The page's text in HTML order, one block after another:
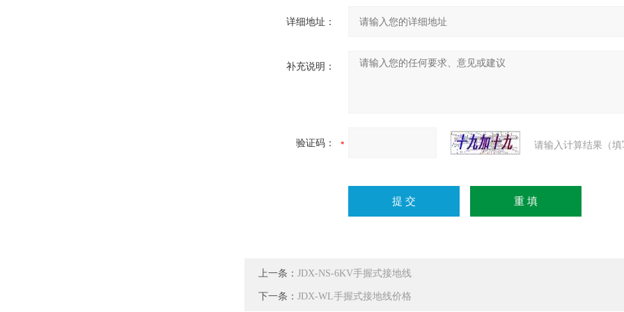
详细地址：
补充说明：
验证码： 请输入计算结果（
上一条：JDX-NS-6KV手握式接地线
下一条：JDX-WL手握式接地线价格